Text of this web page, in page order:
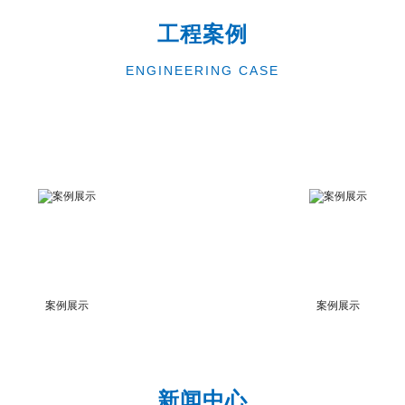
工程案例
ENGINEERING CASE
案例展示 案例展示
新闻中心